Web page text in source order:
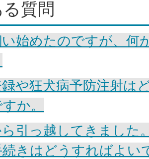
質問
始めたのですが、何
や狂犬病予防注射は
か。
引っ越してきました
続きはどうすればよい